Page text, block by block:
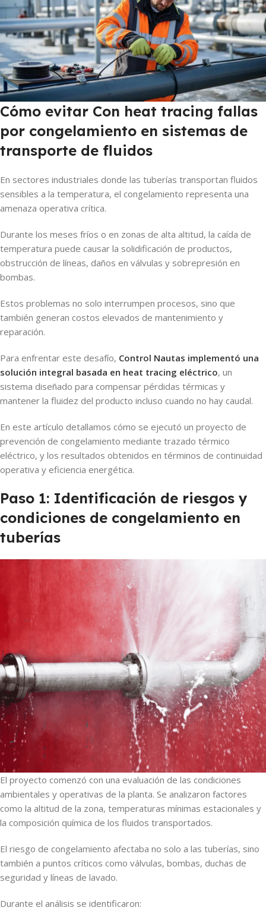
Cómo evitar Con heat tracing fallas
por congelamiento en sistemas de
transporte de fluidos
En sectores industriales donde las tuberías transportan fluidos
sensibles a la temperatura, el congelamiento representa una
amenaza operativa crítica.
Durante los meses fríos o en zonas de alta altitud, la caída de
temperatura puede causar la solidificación de productos,
obstrucción de líneas, daños en válvulas y sobrepresión en
bombas.
Estos problemas no solo interrumpen procesos, sino que
también generan costos elevados de mantenimiento y
reparación.
Para enfrentar este desafío, Control Nautas implementó una
solución integral basada en heat tracing eléctrico, un
sistema diseñado para compensar pérdidas térmicas y
mantener la fluidez del producto incluso cuando no hay caudal.
En este artículo detallamos cómo se ejecutó un proyecto de
prevención de congelamiento mediante trazado térmico
eléctrico, y los resultados obtenidos en términos de continuidad
operativa y eficiencia energética.
Paso 1: Identificación de riesgos y
condiciones de congelamiento en
tuberías
El proyecto comenzó con una evaluación de las condiciones
ambientales y operativas de la planta. Se analizaron factores
como la altitud de la zona, temperaturas mínimas estacionales y
la composición química de los fluidos transportados.
El riesgo de congelamiento afectaba no solo a las tuberías, sino
también a puntos críticos como válvulas, bombas, duchas de
seguridad y líneas de lavado.
Durante el análisis se identificaron: